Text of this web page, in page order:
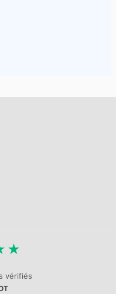
★
vérifiés